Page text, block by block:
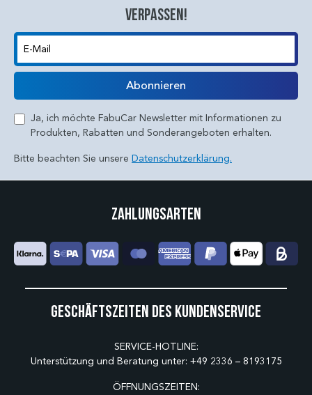
verpassen!
E-Mail
Abonnieren
Ja, ich möchte FabuCar Newsletter mit Informationen zu
Produkten, Rabatten und Sonderangeboten erhalten.
Bitte beachten Sie unsere Datenschutzerklärung.
Geschäftszeiten des Kundenservice
SERVICE-HOTLINE:
Unterstützung und Beratung unter: +49 2336 – 8193175
ÖFFNUNGSZEITEN:
Zahlungsarten